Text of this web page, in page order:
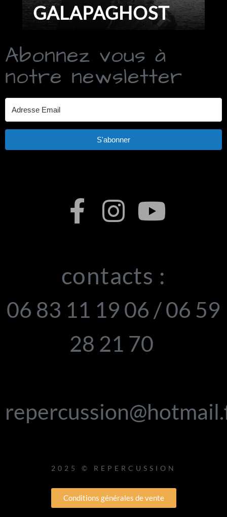
GALAPAGHOST
Abonnez vous à
notre newsletter
S'abonner
contacts :
06 83 11 19 06 / 06 59
28 21 70
2025 © REPERCUSSION
Conditions générales de vente